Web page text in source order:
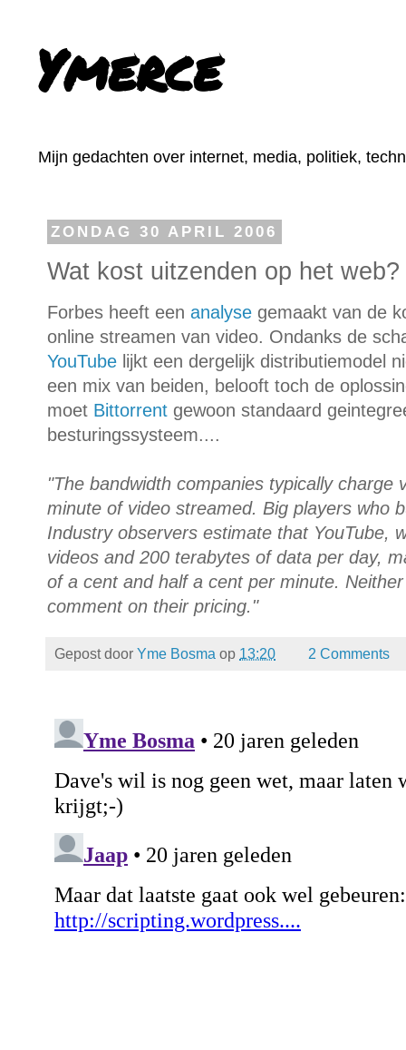
Ymerce
Mijn gedachten over internet, media, politiek,
ZONDAG 30 APRIL 2006
Wat kost uitzenden op het web?
Forbes heeft een analyse gemaakt van de
online streamen van video. Ondanks de
YouTube lijkt een dergelijk distributiemodel
een mix van beiden, belooft toch de
moet Bittorrent gewoon standaard
besturingssysteem....
"The bandwidth companies typically charge
minute of video streamed. Big players who
Industry observers estimate that YouTube,
videos and 200 terabytes of data per day,
of a cent and half a cent per minute.
comment on their pricing."
Gepost door Yme Bosma op 13:20 2 Comments